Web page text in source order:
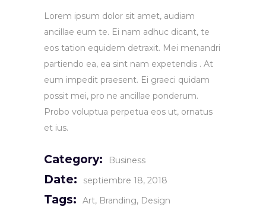
Lorem ipsum dolor sit amet, audiam
ancillae eum te. Ei nam adhuc dicant, te
eos tation equidem detraxit. Mei menandri
partiendo ea, ea sint nam expetendis . At
eum impedit praesent. Ei graeci quidam
possit mei, pro ne ancillae ponderum.
Probo voluptua perpetua eos ut, ornatus
et ius.
Category: Business
Date: septiembre 18, 2018
Tags: Art Branding Design